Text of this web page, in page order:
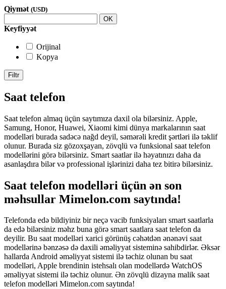
Qiymət (USD)
OK
Keyfiyyət
Orijinal
Kopya
Filtr
Saat telefon
Saat telefon almaq üçün saytımıza daxil ola bilərsiniz. Apple,
Samung, Honor, Huawei, Xiaomi kimi dünya markalarının saat
modelləri burada sadəcə nağd deyil, səmərəli kredit şərtləri ilə təklif
olunur. Burada siz gözoxşayan, zövqlü və funksional saat telefon
modellərini görə bilərsiniz. Smart saatlar ilə həyatınızı daha da
asanlaşdıra bilər və professional işlərinizi daha tez bitirə bilərsiniz.
Saat telefon modelləri üçün ən son
məhsullar Mimelon.com saytında!
Telefonda edə bildiyiniz bir neçə vacib funksiyaları smart saatlarla
da edə bilərsiniz məhz buna görə smart saatlara saat telefon da
deyilir. Bu saat modelləri xarici görünüş cəhətdən ənənəvi saat
modellərinə bənzəsə də daxili əməliyyat sisteminə sahibdirlər. Əksər
hallarda Android əməliyyat sistemi ilə təchiz olunan bu saat
modelləri, Apple brendinin istehsalı olan modellərdə WatchOS
əməliyyat sistemi ilə təchiz olunur. Ən zövqlü dizayna malik saat
telefon modelləri Mimelon.com saytında!